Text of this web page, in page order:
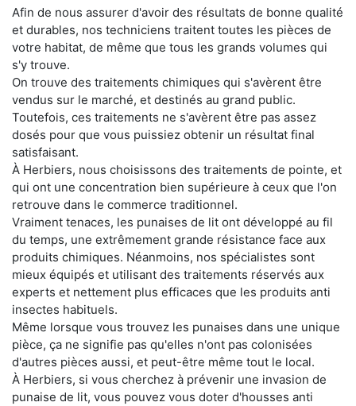
Afin de nous assurer d'avoir des résultats de bonne qualité
et durables, nos techniciens traitent toutes les pièces de
votre habitat, de même que tous les grands volumes qui
s'y trouve.
On trouve des traitements chimiques qui s'avèrent être
vendus sur le marché, et destinés au grand public.
Toutefois, ces traitements ne s'avèrent être pas assez
dosés pour que vous puissiez obtenir un résultat final
satisfaisant.
À Herbiers, nous choisissons des traitements de pointe, et
qui ont une concentration bien supérieure à ceux que l'on
retrouve dans le commerce traditionnel.
Vraiment tenaces, les punaises de lit ont développé au fil
du temps, une extrêmement grande résistance face aux
produits chimiques. Néanmoins, nos spécialistes sont
mieux équipés et utilisant des traitements réservés aux
experts et nettement plus efficaces que les produits anti
insectes habituels.
Même lorsque vous trouvez les punaises dans une unique
pièce, ça ne signifie pas qu'elles n'ont pas colonisées
d'autres pièces aussi, et peut-être même tout le local.
À Herbiers, si vous cherchez à prévenir une invasion de
punaise de lit, vous pouvez vous doter d'housses anti